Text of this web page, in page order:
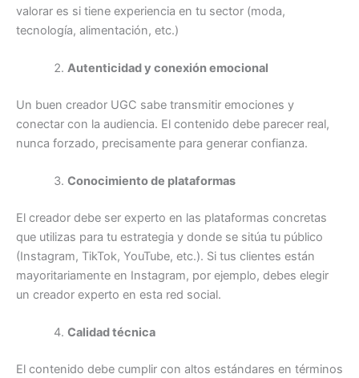
valorar es si tiene experiencia en tu sector (moda,
tecnología, alimentación, etc.)
Autenticidad y conexión emocional
Un buen creador UGC sabe transmitir emociones y
conectar con la audiencia. El contenido debe parecer real,
nunca forzado, precisamente para generar confianza.
Conocimiento de plataformas
El creador debe ser experto en las plataformas concretas
que utilizas para tu estrategia y donde se sitúa tu público
(Instagram, TikTok, YouTube, etc.). Si tus clientes están
mayoritariamente en Instagram, por ejemplo, debes elegir
un creador experto en esta red social.
Calidad técnica
El contenido debe cumplir con altos estándares en términos